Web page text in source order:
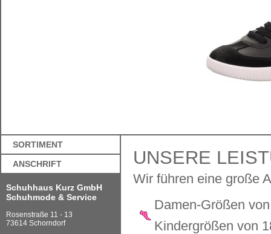
SORTIMENT
ANSCHRIFT
Schuhhaus Kurz GmbH
Schuhmode & Service
Rosenstraße 11 - 13
73614 Schorndorf
UNSERE
Wir führen eine große
Damen-Größen
Kindergrößen von